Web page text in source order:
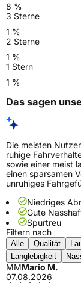
8 %
3 Sterne
1 %
2 Sterne
1 %
1 Stern
1 %
Das sagen
Die meisten
ruhige
sowie einer meist
einen sparsamen
unruhiges
Niedriges
Gute
Spurtreu
Filtern nach
Alle Qualität
Langlebigkeit
MMMario M.
07.08.2026